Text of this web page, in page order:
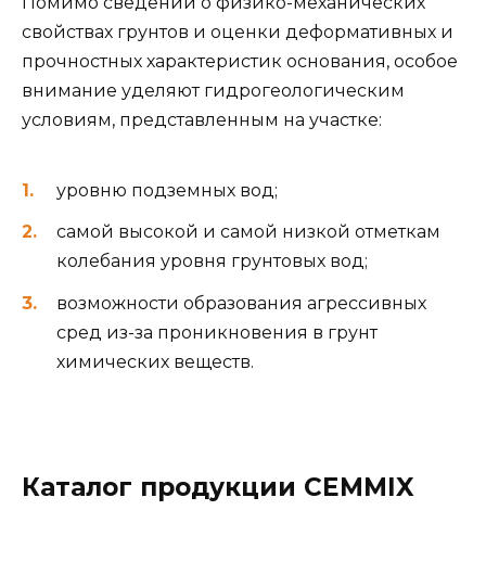
свойствах грунтов и оценки деформативных и
прочностных характеристик основания, особое
внимание уделяют гидрогеологическим
условиям, представленным на участке:
уровню подземных вод;
самой высокой и самой низкой отметкам
колебания уровня грунтовых вод;
возможности образования агрессивных
сред из-за проникновения в грунт
химических веществ.
Каталог продукции CEMMIX